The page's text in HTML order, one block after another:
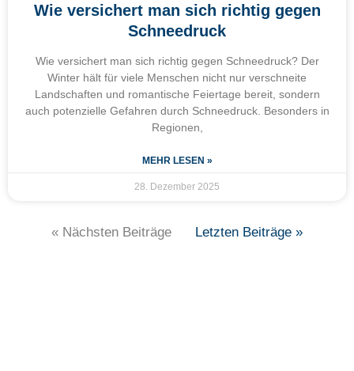
Wie versichert man sich richtig gegen
Schneedruck
Wie versichert man sich richtig gegen Schneedruck? Der
Winter hält für viele Menschen nicht nur verschneite
Landschaften und romantische Feiertage bereit, sondern
auch potenzielle Gefahren durch Schneedruck. Besonders in
Regionen,
MEHR LESEN »
28. Dezember 2025
« Nächsten Beiträge Letzten Beiträge »